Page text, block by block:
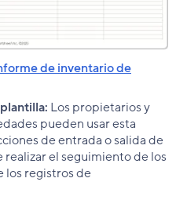
de inventario de
Los propietarios y
pueden usar esta
de entrada o salida de
el seguimiento de los
los registros de